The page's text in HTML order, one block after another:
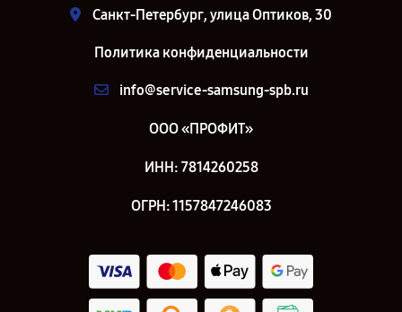
Санкт-Петербург, улица Оптиков, 30
Политика конфиденциальности
info@service-samsung-spb.ru
ООО «ПРОФИТ»
ИНН: 7814260258
ОГРН: 1157847246083